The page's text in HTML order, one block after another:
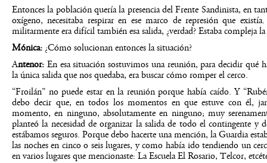
Entonces la población quería la presencia del Frente Sandinista, en
oxígeno, necesitaba respirar en ese marco de represión que
militarmente era difícil también esa salida, ¿verdad? Estaba compleja
Mónica:¿Cómo solucionan entonces la situación?
Antenor: En esa situación sostuvimos una reunión, para decidir qué
la única salida que nos quedaba, era buscar cómo romper el cerco.
“Froilán” no puede estar en la reunión porque había caído. Y
debo decir que, en todos los momentos en que estuve con él,
momento, en ninguno, absolutamente en ninguno; muy
planteó la necesidad de organizar la salida de todo el contingente y
estábamos seguros. Porque debo hacerte una mención, la Guardia
las noches en cinco o seis lugares, y como había ido tendiendo un
en varios lugares que mencionaste: La Escuela El Rosario, Telcor,